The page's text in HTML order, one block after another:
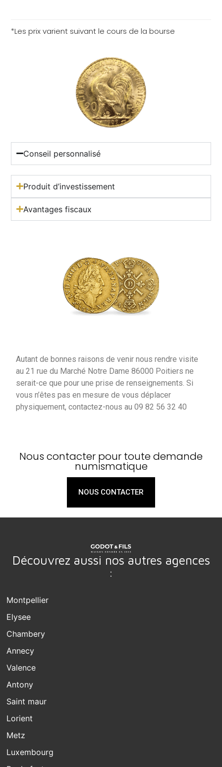
*Les prix varient suivant le cours de la bourse
Conseil personnalisé
Produit d’investissement
Avantages fiscaux
Autant de bonnes raisons de venir nous rendre visite
au 21 rue du Marché Notre Dame 86000 Poitiers ne
serait-ce que pour une prise de renseignements. Si
vous n’êtes pas en mesure de vous déplacer
physiquement, contactez-nous au 09 82 56 32 40
Nous contacter pour toute demande
numismatique
NOUS CONTACTER
Découvrez aussi nos autres agences
:
Montpellier
Elysee
Chambery
Annecy
Valence
Antony
Saint maur
Lorient
Metz
Luxembourg